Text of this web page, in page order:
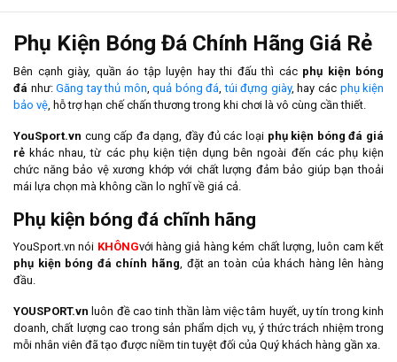
Phụ Kiện Bóng Đá Chính Hãng Giá Rẻ
Bên cạnh giày, quần áo tập luyện hay thi đấu thì các phụ kiện bóng
đá như:Găng tay thủ môn,quả bóng đá,túi đựng giày, hay các phụ kiện
bảo vệ, hỗ trợ hạn chế chấn thương trong khi chơi là vô cùng cần thiết.
YouSport.vn cung cấp đa dạng, đầy đủ các loại phụ kiện bóng đá giá
rẻ khác nhau, từ các phụ kiện tiện dụng bên ngoài đến các phụ kiện
chức năng bảo vệ xương khớp với chất lượng đảm bảo giúp bạn thoải
mái lựa chọn mà không cần lo nghĩ về giá cả.
Phụ kiện bóng đá chĩnh hãng
YouSport.vn nói KHÔNGvới hàng giả hàng kém chất lượng, luôn cam kết
phụ kiện bóng đá chính hãng, đặt an toàn của khách hàng lên hàng
đầu.
YOUSPORT.vn luôn đề cao tinh thần làm việc tâm huyết, uy tín trong kinh
doanh, chất lượng cao trong sản phẩm dịch vụ, ý thức trách nhiệm trong
mỗi nhân viên đã tạo được niềm tin tuyệt đối của Quý khách hàng gần xa.